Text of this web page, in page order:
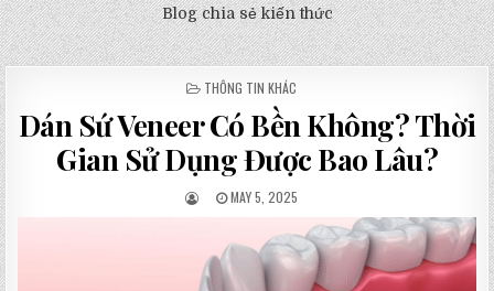
Blog chia sẻ kiến thức
POSTED
THÔNG TIN KHÁC
Dán Sứ Veneer Có Bền Không? Thời
Gian Sử Dụng Được Bao Lâu?
MAY 5, 2025